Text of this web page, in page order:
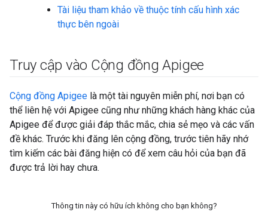
Tài liệu tham khảo về thuộc tính cấu hình xác
thực bên ngoài
Truy cập vào Cộng đồng Apigee
Cộng đồng Apigee là một tài nguyên miễn phí, nơi bạn có
thể liên hệ với Apigee cũng như những khách hàng khác của
Apigee để được giải đáp thắc mắc, chia sẻ mẹo và các vấn
đề khác. Trước khi đăng lên cộng đồng, trước tiên hãy nhớ
tìm kiếm các bài đăng hiện có để xem câu hỏi của bạn đã
được trả lời hay chưa.
Thông tin này có hữu ích không cho bạn không?